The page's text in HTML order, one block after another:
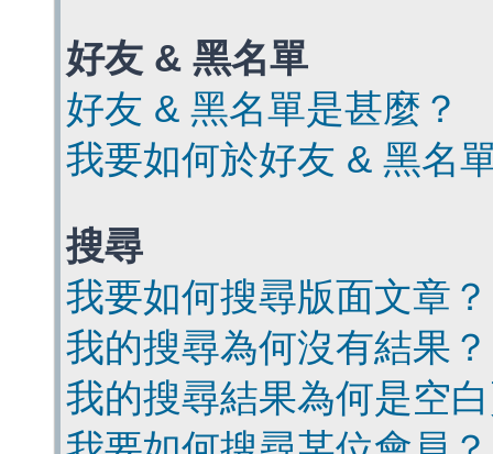
好友 & 黑名單
好友 & 黑名單是甚麼？
我要如何於好友 & 黑名
搜尋
我要如何搜尋版面文章？
我的搜尋為何沒有結果？
我的搜尋結果為何是空